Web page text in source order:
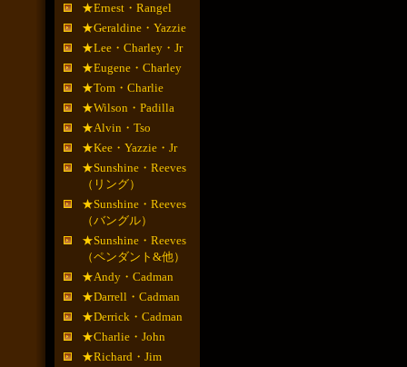
★Ernest・Rangel
★Geraldine・Yazzie
★Lee・Charley・Jr
★Eugene・Charley
★Tom・Charlie
★Wilson・Padilla
★Alvin・Tso
★Kee・Yazzie・Jr
★Sunshine・Reeves
（リング）
★Sunshine・Reeves
（バングル）
★Sunshine・Reeves
（ペンダント&他）
★Andy・Cadman
★Darrell・Cadman
★Derrick・Cadman
★Charlie・John
★Richard・Jim